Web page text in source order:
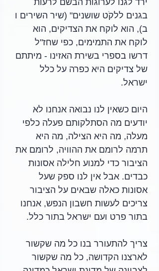
ירד לגנו לערוגות הבשם לרעות
בגנים ללקֹט שושנים" (שיר השירים ו
ב), הוא לוקח את הצדיקים, הוא
לוקח את התמימים, כפי שחז"ל
דרשו בספרי בשירת האזינו - מיתתם
של צדיקים היא כפרה על כלל
ישראל.
היום כשאין לנו נבואה אנחנו לא
יודעים מה הסתלקותם פעלה כלפי
מעלה, מה היא הצילה, מה היא
תרמה לרומם את ההוויה, לרומם את
הציבור כדי למנוע חלילה אסונות
כבדים. אבל אין לנו ספק שעל
אסונות כאלה שבאים על הציבור
צריכים לעשות חשבון הנפש, אנחנו
בתור פרט ועם ישראל בתור כלל.
צריך להתעורר בנו כל מה שקשור
לארצנו הקדושה, כל מה שקשור